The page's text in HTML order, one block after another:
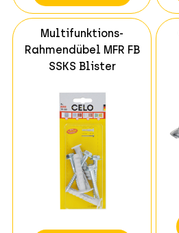
Multifunktions-
Rahmendübel MFR FB
SSKS Blister